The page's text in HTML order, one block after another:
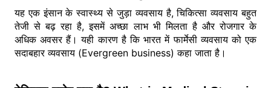
यह एक इंसान के स्वास्थ्य से जुड़ा व्यवसाय है, चिकित्सा व्यवसाय बहुत
तेजी से बढ़ रहा है, इसमें अच्छा लाभ भी मिलता है और रोजगार के
अधिक अवसर हैं। यही कारण है कि भारत में फार्मेसी व्यवसाय को एक
सदाबहार व्यवसाय (Evergreen business) कहा जाता है।